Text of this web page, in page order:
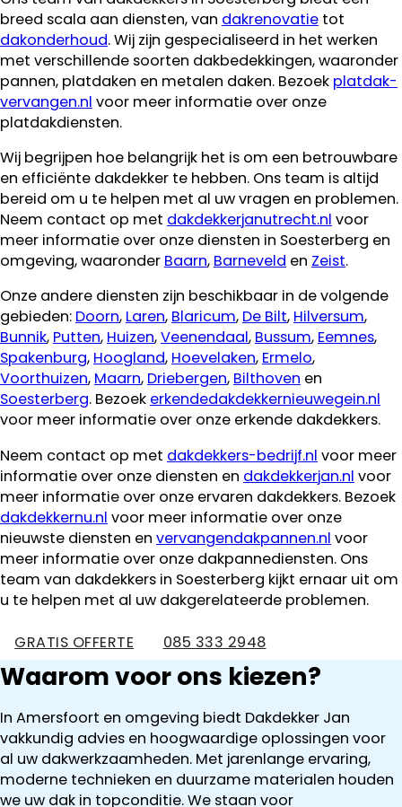
breed scala aan diensten, van dakrenovatie tot
dakonderhoud. Wij zijn gespecialiseerd in het werken
met verschillende soorten dakbedekkingen, waaronder
pannen, platdaken en metalen daken. Bezoek platdak-
vervangen.nl voor meer informatie over onze
platdakdiensten.
Wij begrijpen hoe belangrijk het is om een betrouwbare
en efficiënte dakdekker te hebben. Ons team is altijd
bereid om u te helpen met al uw vragen en problemen.
Neem contact op met dakdekkerjanutrecht.nl voor
meer informatie over onze diensten in Soesterberg en
omgeving, waaronder Baarn, Barneveld en Zeist.
Onze andere diensten zijn beschikbaar in de volgende
gebieden: Doorn, Laren, Blaricum, De Bilt, Hilversum,
Bunnik, Putten, Huizen,Veenendaal, Bussum, Eemnes,
Spakenburg, Hoogland, Hoevelaken, Ermelo,
Voorthuizen, Maarn, Driebergen, Bilthoven en
Soesterberg. Bezoek erkendedakdekkernieuwegein.nl
voor meer informatie over onze erkende dakdekkers.
Neem contact op met dakdekkers-bedrijf.nl voor meer
informatie over onze diensten en dakdekkerjan.nl voor
meer informatie over onze ervaren dakdekkers. Bezoek
dakdekkernu.nl voor meer informatie over onze
nieuwste diensten en vervangendakpannen.nl voor
meer informatie over onze dakpannediensten. Ons
team van dakdekkers in Soesterberg kijkt ernaar uit om
u te helpen met al uw dakgerelateerde problemen.
GRATIS OFFERTE 085 333 2948
Waarom voor ons kiezen?
In Amersfoort en omgeving biedt Dakdekker Jan
vakkundig advies en hoogwaardige oplossingen voor
al uw dakwerkzaamheden. Met jarenlange ervaring,
moderne technieken en duurzame materialen houden
we uw dak in topconditie. We staan voor